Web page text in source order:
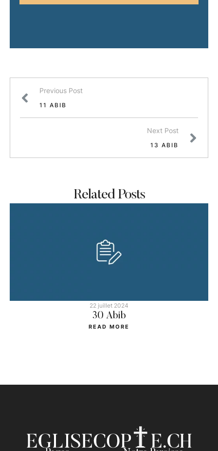
Previous Post
11 ABIB
Next Post
13 ABIB
Related Posts
22 juillet 2024
30 Abib
READ MORE